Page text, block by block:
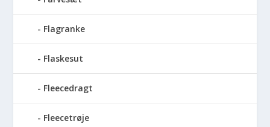
Flagranke
Flaskesut
Fleecedragt
Fleecetrøje